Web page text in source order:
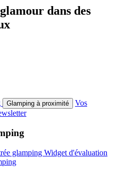
dans des
Glamping à proximité
Vos
glamping Widget d'évaluation